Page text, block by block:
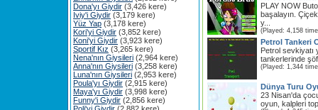
Dona'yı Giydir (3,426 kere)
Iviy'i Giydir (3,179 kere)
Yüz Yap (3,178 kere)
Kori'yi Giydir (3,852 kere)
Koni'yi Giydir (3,923 kere)
Sportif Kız (3,265 kere)
Nena'nın Giysileri (2,964 kere)
Anna'nın Giysileri (3,258 kere)
Luna'nın Giysileri (2,953 kere)
Poula'yı Giydir (2,915 kere)
Maya'yı Giydir (3,998 kere)
Funny'i Giydir (2,856 kere)
PLAY NOW
başalayın.
y...
(Played: 4,158
Petrol Tankeri
Petrol sevkiyatı
tankerlerinde
(Played: 1,344
Dünya Turu
23 Nisan'da
oyun, kalpleri